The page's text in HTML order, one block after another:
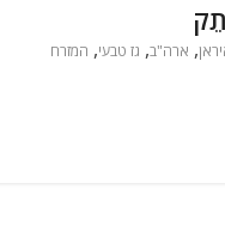
, ארה"ב, גז טבעי, המזרח